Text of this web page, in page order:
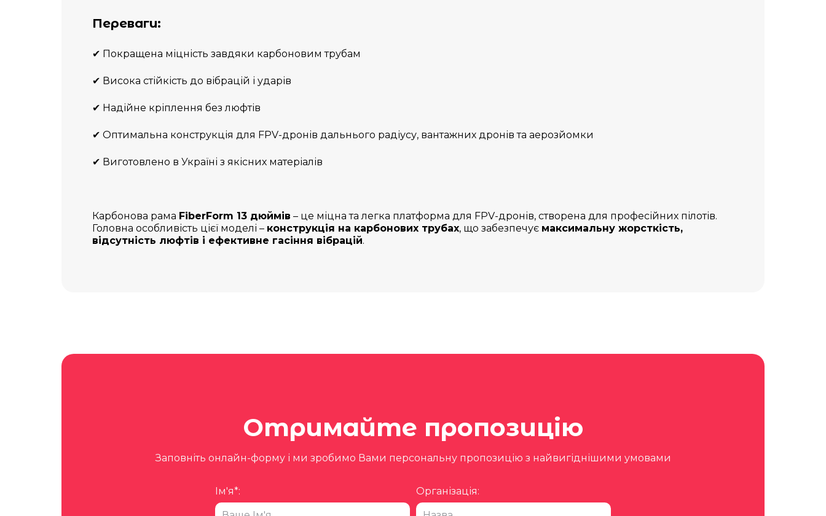
Переваги:
✔ Покращена міцність завдяки карбоновим трубам
✔ Висока стійкість до вібрацій і ударів
✔ Надійне кріплення без люфтів
✔ Оптимальна конструкція для FPV-дронів дальнього радіусу, вантажних дронів та аерозйомки
✔ Виготовлено в Україні з якісних матеріалів
Карбонова рама FiberForm 13 дюймів – це міцна та легка платформа для FPV-дронів, створена для професійних пілотів.
Головна особливість цієї моделі – конструкція на карбонових трубах, що забезпечує максимальну жорсткість,
відсутність люфтів і ефективне гасіння вібрацій.
Отримайте пропозицію
Заповніть онлайн-форму і ми зробимо Вами персональну пропозицію з найвигіднішими умовами
Ім'я*: Організація: